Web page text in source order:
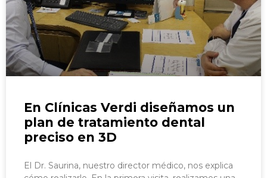
En Clínicas Verdi diseñamos un
plan de tratamiento dental
preciso en 3D
El Dr. Saurina, nuestro director médico, nos explica